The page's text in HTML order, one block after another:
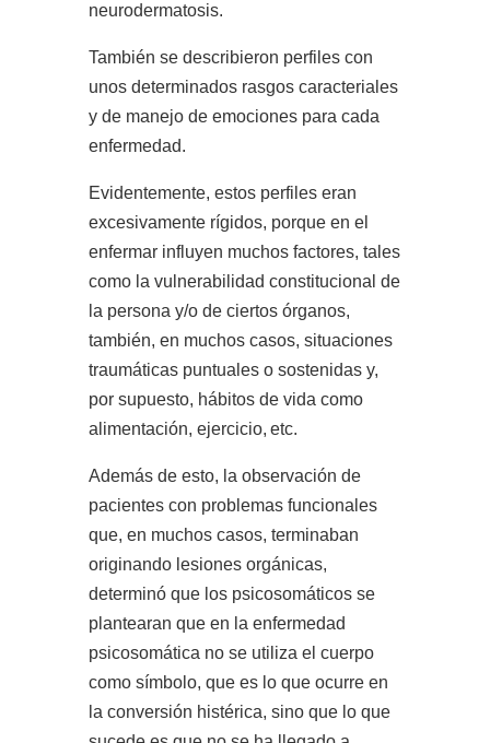
neurodermatosis.
También se describieron perfiles con
unos determinados rasgos caracteriales
y de manejo de emociones para cada
enfermedad.
Evidentemente, estos perfiles eran
excesivamente rígidos, porque en el
enfermar influyen muchos factores, tales
como la vulnerabilidad constitucional de
la persona y/o de ciertos órganos,
también, en muchos casos, situaciones
traumáticas puntuales o sostenidas y,
por supuesto, hábitos de vida como
alimentación, ejercicio, etc.
Además de esto, la observación de
pacientes con problemas funcionales
que, en muchos casos, terminaban
originando lesiones orgánicas,
determinó que los psicosomáticos se
plantearan que en la enfermedad
psicosomática no se utiliza el cuerpo
como símbolo, que es lo que ocurre en
la conversión histérica, sino que lo que